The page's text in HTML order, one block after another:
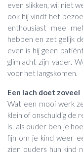
even slikken, wil niet
ook hij vindt het
enthousiast mee
hebben en zet gelijk
even is hij geen
glimlacht zijn vader.
voor het langskomen.
Een lach doet zoveel
Wat een mooi werk
klein of onschuldig de
is, als ouder ben je
fijn om je kind weer
zien ouders hun kind